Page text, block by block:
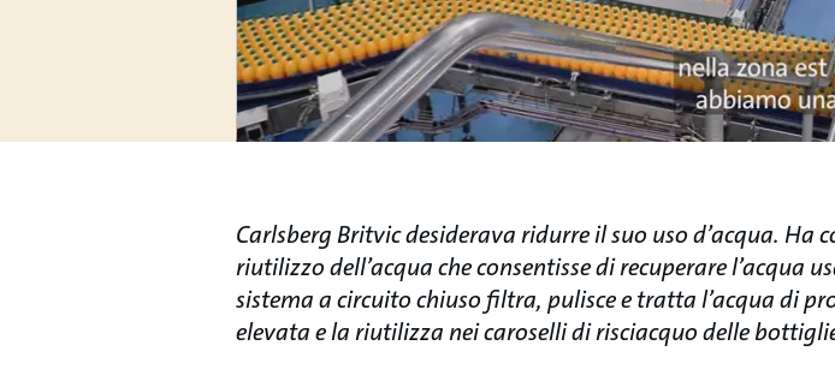
Carlsberg Britvic desiderava ridurre il suo uso d’acqua.
riutilizzo dell’acqua che consentisse di recuperare l’acqua
sistema a circuito chiuso filtra, pulisce e tratta l’acqua di
elevata e la riutilizza nei caroselli di risciacquo delle